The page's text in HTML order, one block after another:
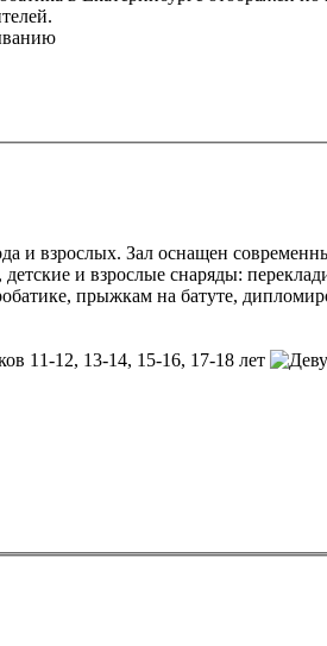
и взрослых. Зал оснащен
и взрослые снаряды:
прыжкам на батуте,
11-12, 13-14, 15-16, 17-18 лет